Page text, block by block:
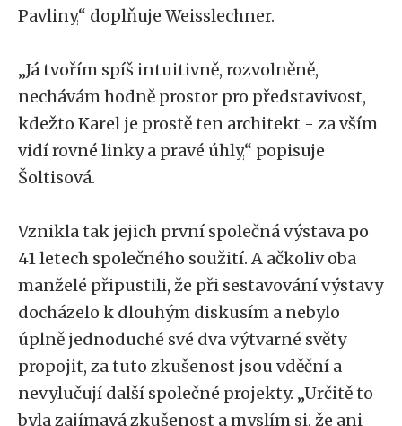
Pavliny,“ doplňuje Weisslechner.
„Já tvořím spíš intuitivně, rozvolněně,
nechávám hodně prostor pro představivost,
kdežto Karel je prostě ten architekt - za vším
vidí rovné linky a pravé úhly,“ popisuje
Šoltisová.
Vznikla tak jejich první společná výstava po
41 letech společného soužití. A ačkoliv oba
manželé připustili, že při sestavování výstavy
docházelo k dlouhým diskusím a nebylo
úplně jednoduché své dva výtvarné světy
propojit, za tuto zkušenost jsou vděční a
nevylučují další společné projekty. „Určitě to
byla zajímavá zkušenost a myslím si, že ani